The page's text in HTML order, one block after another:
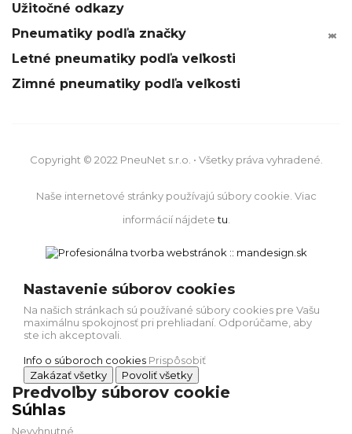
Užitočné odkazy
Pneumatiky podľa značky 

Letné pneumatiky podľa veľkosti


Zimné pneumatiky podľa veľkosti


Copyright © 2022 PneuNet s.r.o. • Všetky práva vyhradené.
Naše internetové stránky používajú súbory cookie. Viac
informácií nájdetetu
Nastavenie súborov cookies
Na našich stránkach sú používané súbory cookies pre Vašu
maximálnu spokojnosť pri prehliadaní. Odporúčame, aby
ste ich akceptovali.
Info o súboroch cookies Prispôsobiť
Zakázať všetky
Povoliť všetky
Predvoľby súborov cookie
Súhlas
Nevyhnutné